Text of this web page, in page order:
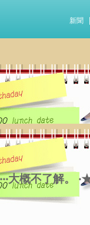
新聞
大概不了解。